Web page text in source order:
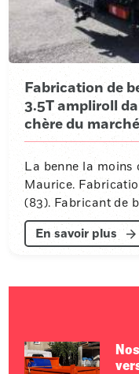
Fabrication de
3.5T ampliroll
chère du
La benne la moins
Maurice.
(83). Fabricant de
En savoir plus